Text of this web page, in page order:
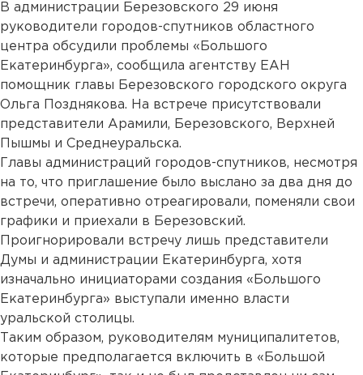
В администрации Березовского 29 июня
руководители городов-спутников областного
центра обсудили проблемы «Большого
Екатеринбурга», сообщила агентству ЕАН
помощник главы Березовского городского округа
Ольга Позднякова. На встрече присутствовали
представители Арамили, Березовского, Верхней
Пышмы и Среднеуральска.
Главы администраций городов-спутников, несмотря
на то, что приглашение было выслано за два дня до
встречи, оперативно отреагировали, поменяли свои
графики и приехали в Березовский.
Проигнорировали встречу лишь представители
Думы и администрации Екатеринбурга, хотя
изначально инициаторами создания «Большого
Екатеринбурга» выступали именно власти
уральской столицы.
Таким образом, руководителям муниципалитетов,
которые предполагается включить в «Большой